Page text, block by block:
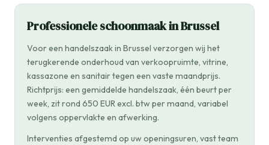
Professionele schoonmaak in Brussel
Voor een handelszaak in Brussel verzorgen wij het
terugkerende onderhoud van verkoopruimte, vitrine,
kassazone en sanitair tegen een vaste maandprijs.
Richtprijs: een gemiddelde handelszaak, één beurt per
week, zit rond 650 EUR excl. btw per maand, variabel
volgens oppervlakte en afwerking.
Interventies afgestemd op uw openingsuren, vast team